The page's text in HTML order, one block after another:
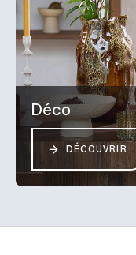
Déco
DÉCOUVRIR